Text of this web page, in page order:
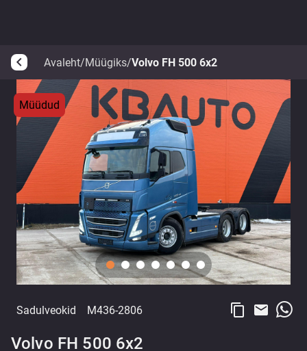
arrow_back_ios Avaleht/Müügiks/Volvo FH 500 6x2
Müüdud
Sadulveokid M436-2806 content_copy email
Volvo FH 500 6x2